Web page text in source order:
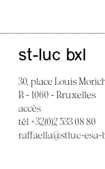
st-luc bxl
30, place Louis
B - 1060 - Bruxelles
accès
tél +32(0)2 533 08 80
raffaella@stluc-esa-